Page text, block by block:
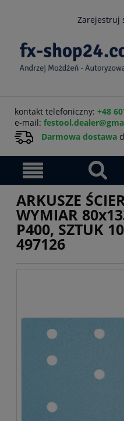
Zarejestruj
kontakt telefoniczny: +48
e-mail:
Darmowa dostawa
ARKUSZE
WYMIAR
P400, SZTUK
497126